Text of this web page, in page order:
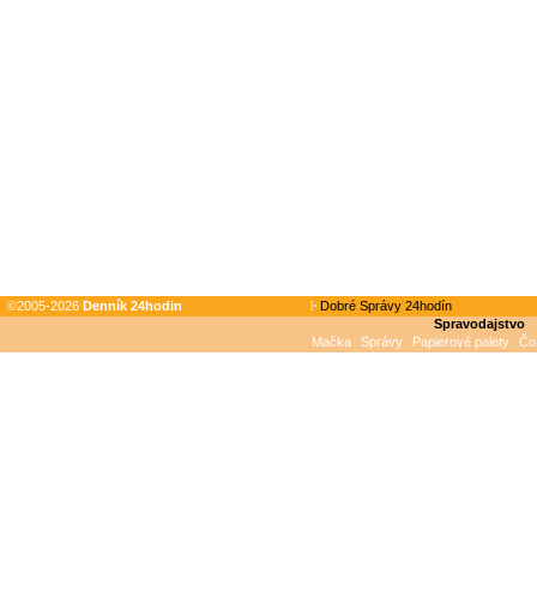
©2005-2026 Denník 24hodin
Dobré Správy 24hodín
Spravodajstvo
Mačka
Správy Papierové palety